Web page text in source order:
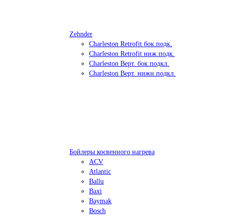
Zehnder
Charleston Retrofit бок.подк.
Charleston Retrofit ниж.подк.
Charleston Верт. бок.подкл.
Charleston Верт. нижн.подкл.
Бойлеры косвенного нагрева
ACV
Atlantic
Ballu
Baxi
Baymak
Bosch